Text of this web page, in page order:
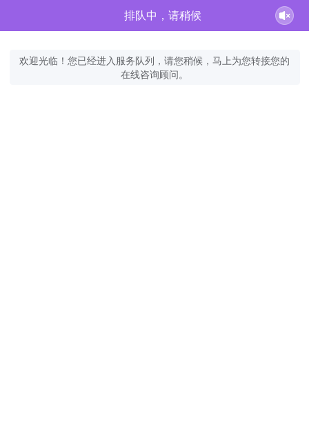
排队中，请稍候
欢迎光临！您已经进入服务队列，请您稍候，马上为您转接您的
在线咨询顾问。